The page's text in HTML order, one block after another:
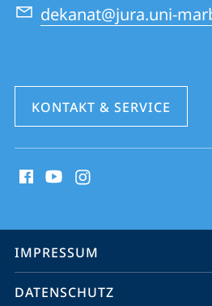
dekanat@jura.uni-
KONTAKT & SERVICE
Media
Service-
Navigation
IMPRESSUM
DATENSCHUTZ